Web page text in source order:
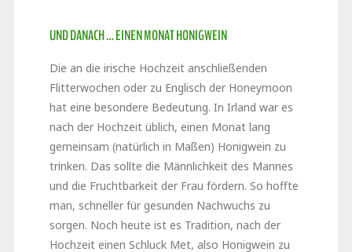
UND DANACH … EINEN MONAT HONIGWEIN
Die an die irische Hochzeit anschließenden
Flitterwochen oder zu Englisch der Honeymoon
hat eine besondere Bedeutung. In Irland war es
nach der Hochzeit üblich, einen Monat lang
gemeinsam (natürlich in Maßen) Honigwein zu
trinken. Das sollte die Männlichkeit des Mannes
und die Fruchtbarkeit der Frau fördern. So hoffte
man, schneller für gesunden Nachwuchs zu
sorgen. Noch heute ist es Tradition, nach der
Hochzeit einen Schluck Met, also Honigwein zu